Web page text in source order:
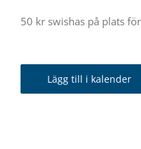
50 kr swishas på plats
Lägg till i kalender